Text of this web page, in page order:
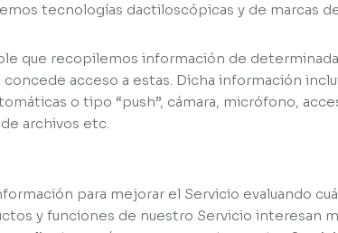
tecnologías dactiloscópicas y de marcas
que recopilemos información de
acceso a estas. Dicha información
o tipo “push”, cámara, micrófono,
archivos etc.
para mejorar el Servicio evaluando
y funciones de nuestro Servicio interesan